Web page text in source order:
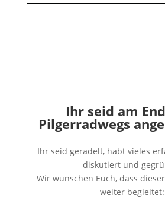
Ihr seid am
Pilgerradwegs
Ihr seid geradelt, habt vieles
diskutiert und
Wir wünschen Euch, dass
weiter begleitet: